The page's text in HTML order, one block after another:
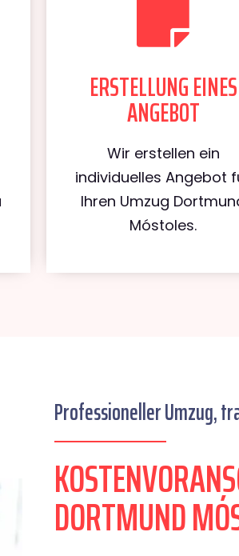
ERSTELLUNG EINES
ANGEBOT
Wir erstellen ein
individuelles Angebot
Ihren Umzug
Móstoles.
Professioneller Umzug,
DORTMUND